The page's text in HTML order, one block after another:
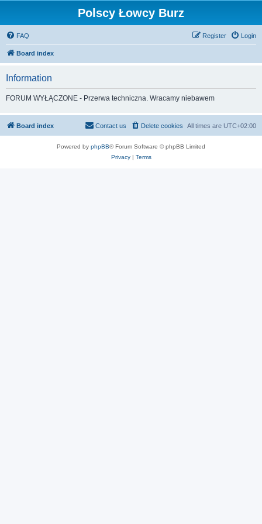
Polscy Łowcy Burz
FAQ Login
Register
Board index
Information
FORUM WYŁĄCZONE - Przerwa techniczna. Wracamy niebawem
Board index All times are UTC+02:00
Delete cookies
Contact us
Powered by phpBB® Forum Software © phpBB Limited
Privacy| Terms